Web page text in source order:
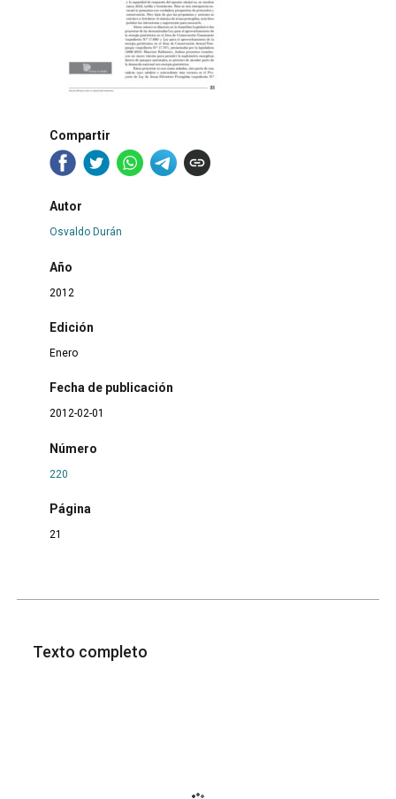
Compartir
Autor
Osvaldo Durán
Año
2012
Edición
Enero
Fecha de publicación
2012-02-01
Número
220
Página
21
Texto completo